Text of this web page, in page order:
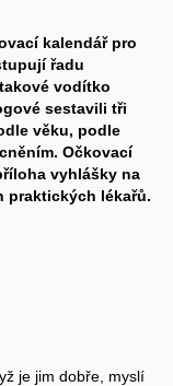
kalendář pro
řadu
vodítko
sestavili tři
věku, podle
Očkovací
vyhlášky na
praktických lékařů.
je jim dobře, myslí